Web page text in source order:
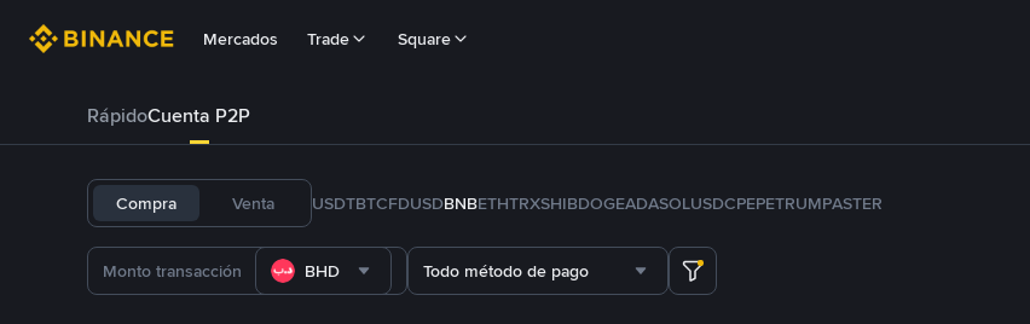
Mercados Trade Square
RápidoCuenta P2P
Compra Venta USDTBTCFDUSDBNBETHTRXSHIBDOGEADASOLUSDCPEPETRUMPASTER
BHD Todo método de pago